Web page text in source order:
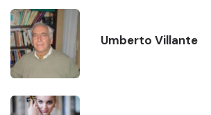
Umberto Villante